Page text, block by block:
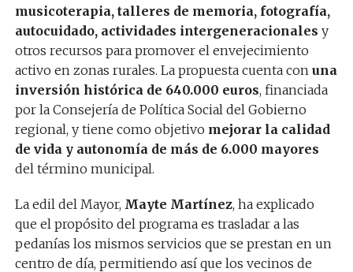
musicoterapia, talleres de memoria, fotografía,
autocuidado, actividades intergeneracionales y
otros recursos para promover el envejecimiento
activo en zonas rurales. La propuesta cuenta con una
inversión histórica de 640.000 euros, financiada
por la Consejería de Política Social del Gobierno
regional, y tiene como objetivo mejorar la calidad
de vida y autonomía de más de 6.000 mayores
del término municipal.
La edil del Mayor, Mayte Martínez, ha explicado
que el propósito del programa es trasladar a las
pedanías los mismos servicios que se prestan en un
centro de día, permitiendo así que los vecinos de